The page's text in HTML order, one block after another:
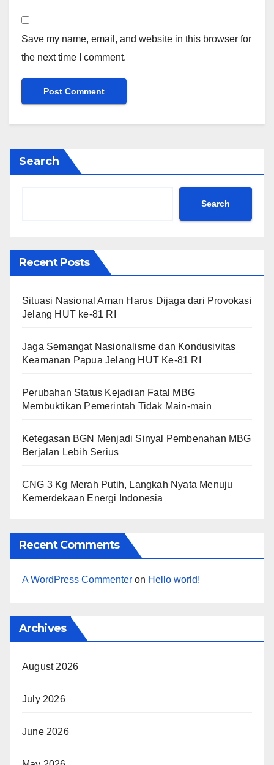
Save my name, email, and website in this browser for
the next time I comment.
Search
Search
Recent Posts
Situasi Nasional Aman Harus Dijaga dari Provokasi
Jelang HUT ke-81 RI
Jaga Semangat Nasionalisme dan Kondusivitas
Keamanan Papua Jelang HUT Ke-81 RI
Perubahan Status Kejadian Fatal MBG
Membuktikan Pemerintah Tidak Main-main
Ketegasan BGN Menjadi Sinyal Pembenahan MBG
Berjalan Lebih Serius
CNG 3 Kg Merah Putih, Langkah Nyata Menuju
Kemerdekaan Energi Indonesia
Recent Comments
A WordPress Commenter on Hello world!
Archives
August 2026
July 2026
June 2026